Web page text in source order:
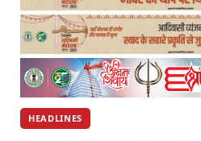
HEADLINES